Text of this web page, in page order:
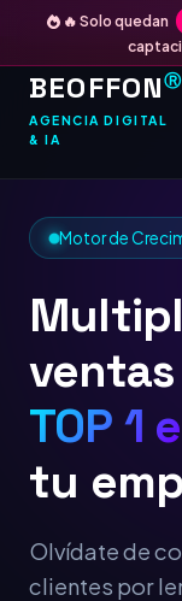
🔥 Solo quedan
BEOFFONⓇ
AGENCIA DIGITAL
& IA
Motor de
TOP 1
tu
Olvídate de
clientes por